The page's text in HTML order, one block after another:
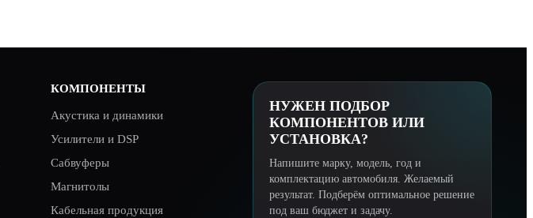
КОМПОНЕНТЫ
Акустика и динамики
Усилители и DSP
Сабвуферы
Магнитолы
Кабельная продукция
НУЖЕН ПОДБОР
КОМПОНЕНТОВ ИЛИ
УСТАНОВКА?
Напишите марку, модель, год и
комплектацию автомобиля. Желаемый
результат. Подберём оптимальное решение
под ваш бюджет и задачу.